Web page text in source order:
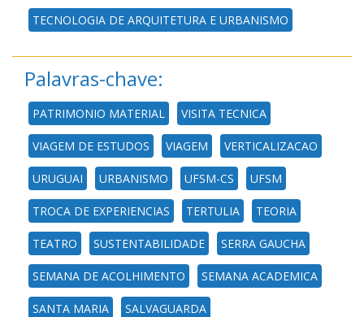
TECNOLOGIA DE ARQUITETURA E URBANISMO
Palavras-chave:
PATRIMONIO MATERIAL VISITA TECNICA
VIAGEM DE ESTUDOS VIAGEM VERTICALIZACAO
URUGUAI URBANISMO UFSM-CS UFSM
TROCA DE EXPERIENCIAS TERTULIA TEORIA
TEATRO SUSTENTABILIDADE SERRA GAUCHA
SEMANA DE ACOLHIMENTO SEMANA ACADEMICA
SANTA MARIA SALVAGUARDA